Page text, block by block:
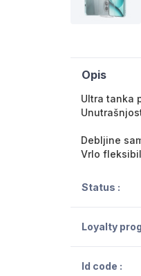
Opis
Ultra tanka
Debljine
Vrlo
Status :
Loyalty
Id code :